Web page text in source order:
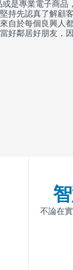
是專業電子商品
持先認真了解顧
自於每個良興人
好鄰居好朋友，
不論在